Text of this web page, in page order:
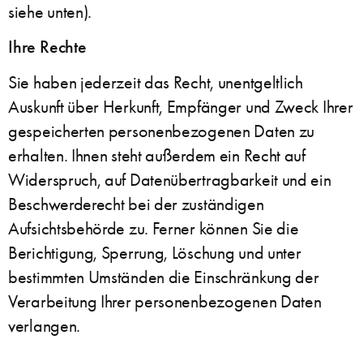
siehe unten).
Ihre Rechte
Sie haben jederzeit das Recht, unentgeltlich
Auskunft über Herkunft, Empfänger und Zweck Ihrer
gespeicherten personenbezogenen Daten zu
erhalten. Ihnen steht außerdem ein Recht auf
Widerspruch, auf Datenübertragbarkeit und ein
Beschwerderecht bei der zuständigen
Aufsichtsbehörde zu. Ferner können Sie die
Berichtigung, Sperrung, Löschung und unter
bestimmten Umständen die Einschränkung der
Verarbeitung Ihrer personenbezogenen Daten
verlangen.